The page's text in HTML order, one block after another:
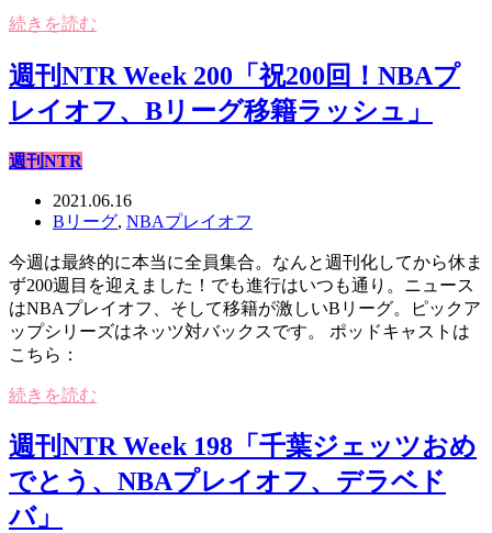
続きを読む
週刊NTR Week 200「祝200回！NBAプ
レイオフ、Bリーグ移籍ラッシュ」
週刊NTR
2021.06.16
Bリーグ, NBAプレイオフ
今週は最終的に本当に全員集合。なんと週刊化してから休ま
ず200週目を迎えました！でも進行はいつも通り。ニュース
はNBAプレイオフ、そして移籍が激しいBリーグ。ピックア
ップシリーズはネッツ対バックスです。 ポッドキャストは
こちら：
続きを読む
週刊NTR Week 198「千葉ジェッツおめ
でとう、NBAプレイオフ、デラベド
バ」